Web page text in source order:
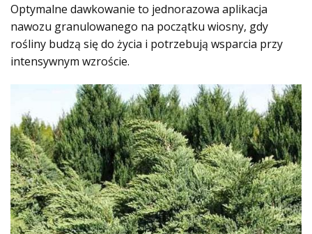
Optymalne dawkowanie to jednorazowa aplikacja
nawozu granulowanego na początku wiosny, gdy
rośliny budzą się do życia i potrzebują wsparcia przy
intensywnym wzroście.